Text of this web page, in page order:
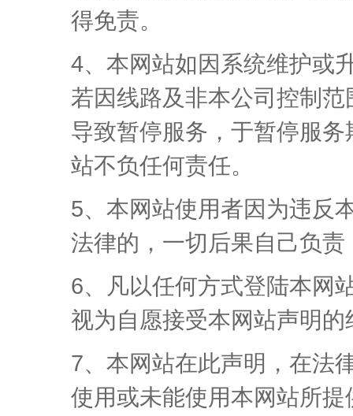
得免责。
4、本网站如因系统维护或
若因线路及非本公司控制
导致暂停服务，于暂停服
站不负任何责任。
5、本网站使用者因为违反
法律的，一切后果自己负
6、凡以任何方式登陆本网
视为自愿接受本网站声明的
7、本网站在此声明，在法
使用或未能使用本网站所